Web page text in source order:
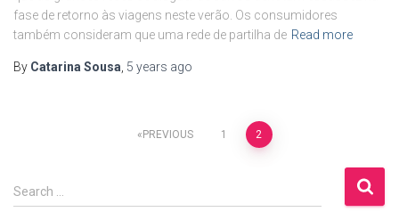
fase de retorno às viagens neste verão. Os consumidores
também consideram que uma rede de partilha de Read more
By Catarina Sousa 5 years ago
pagination
PREVIOUS 1 2
S
e
Search …